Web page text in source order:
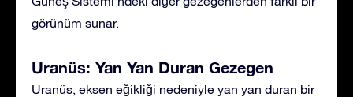
görünüm sunar.
Uranüs: Yan Yan Duran Gezegen
Uranüs, eksen eğikliği nedeniyle yan yan duran bir